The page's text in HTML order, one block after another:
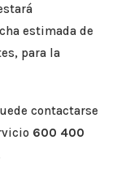
estimada de
para la
contactarse
600 400